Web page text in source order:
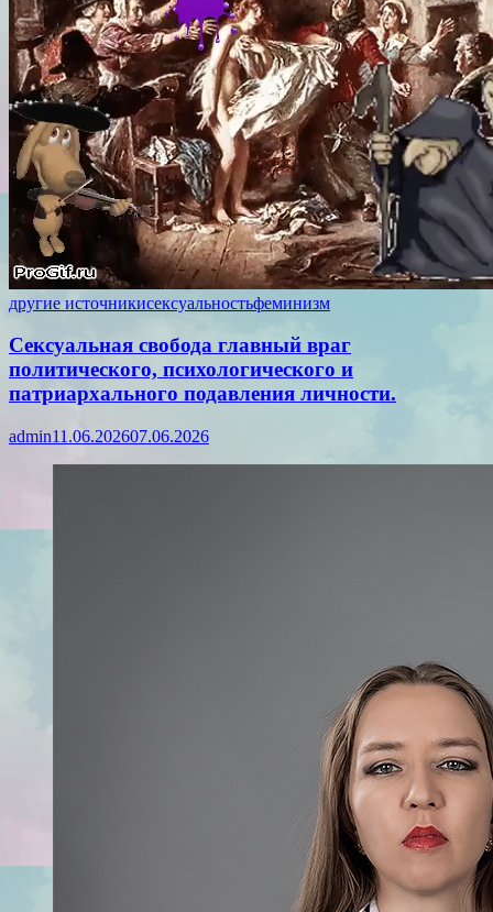
другие источникисексуальностьфеминизм
Сексуальная свобода главный враг
политического, психологического и
патриархального подавления личности.
admin11.06.202607.06.2026